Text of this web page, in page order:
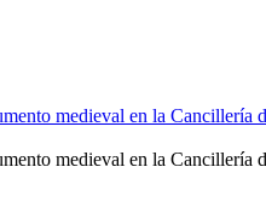
medieval en la Cancillería
medieval en la Cancillería